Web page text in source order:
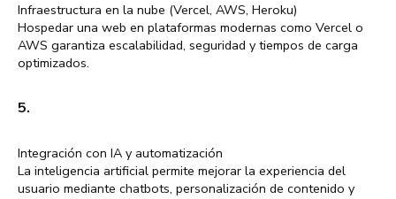
Infraestructura en la nube (Vercel, AWS, Heroku)
Hospedar una web en plataformas modernas como Vercel o
AWS garantiza escalabilidad, seguridad y tiempos de carga
optimizados.
5.
Integración con IA y automatización
La inteligencia artificial permite mejorar la experiencia del
usuario mediante chatbots, personalización de contenido y